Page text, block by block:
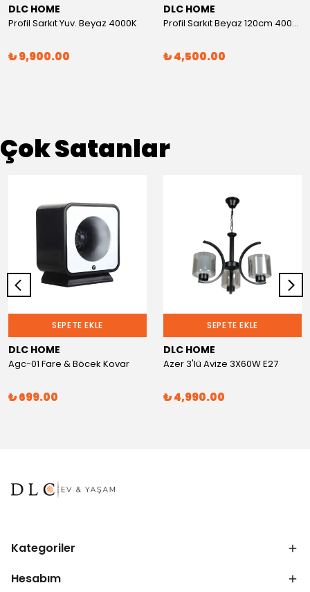
DLC HOME
Profil Sarkıt Yuv. Beyaz 4000K
₺ 9,900.00
DLC HOME
Profil Sarkıt Beyaz 120cm 4000K
₺ 4,500.00
Çok Satanlar
SEPETE EKLE
DLC HOME
Agc-01 Fare & Böcek Kovar
₺ 699.00
SEPETE EKLE
DLC HOME
Azer 3'lü Avize 3X60W E27
₺ 4,990.00
Kategoriler
Hesabım